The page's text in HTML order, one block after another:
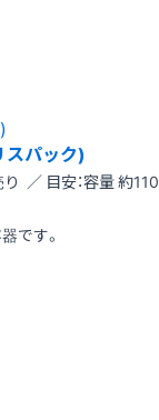
パック)
／ 目安：容量 約
です。